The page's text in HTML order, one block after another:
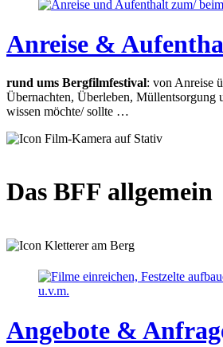
Anreise &
rund ums Bergfilmfestival: von Anreise
Übernachten, Überleben, Müllentsorgung
wissen möchte/ sollte …
Das BFF allgemein
Angebote &